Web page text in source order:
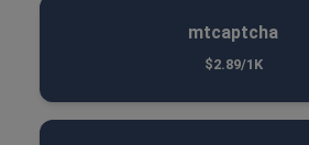
mtcaptcha
$2.89/1K